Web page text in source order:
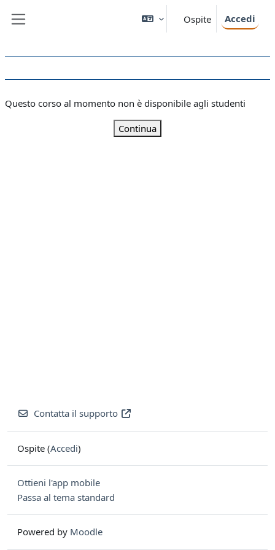
Ospite Accedi
Questo corso al momento non è disponibile agli studenti
Continua
Contatta il supporto
Ospite (Accedi)
Ottieni l'app mobile
Passa al tema standard
Powered by Moodle